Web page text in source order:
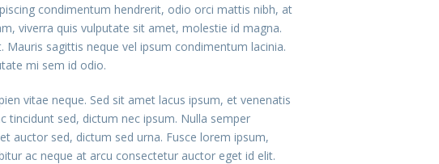
condimentum hendrerit, odio orci mattis nibh, at
viverra quis vulputate sit amet, molestie id magna.
sagittis neque vel ipsum condimentum lacinia.
mi sem id odio.
vitae neque. Sed sit amet lacus ipsum, et venenatis
tincidunt sed, dictum nec ipsum. Nulla semper
auctor sed, dictum sed urna. Fusce lorem ipsum,
ac neque at arcu consectetur auctor eget id elit.